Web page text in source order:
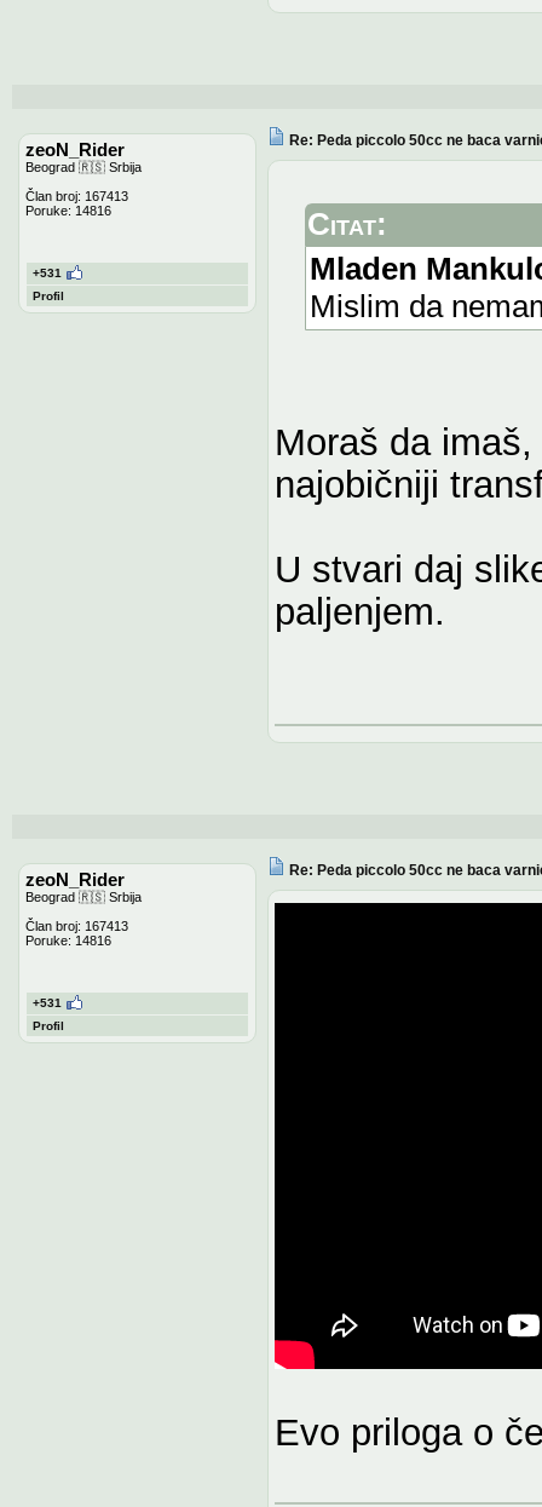
zeoN_Rider
Beograd 🇷🇸 Srbija
Član broj: 167413
Poruke: 14816
+531
Profil
Re: Peda piccolo 50cc ne baca
Citat:
Mladen
Mislim da
Moraš da
najobičniji
U stvari daj
paljenjem.
zeoN_Rider
Beograd 🇷🇸 Srbija
Član broj: 167413
Poruke: 14816
+531
Profil
Re: Peda piccolo 50cc ne baca
Evo priloga o